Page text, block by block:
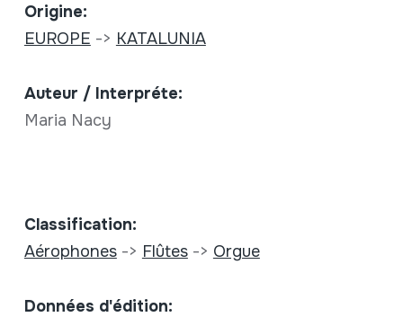
Origine:
EUROPE -> KATALUNIA
Auteur / Interpréte:
Maria Nacy
Classification:
Aérophones-> Flûtes-> Orgue
Données d'édition: